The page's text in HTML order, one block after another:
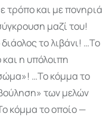
τρόπο και με πονηριά
μαζί του!
το λιβάνι! …Το
η υπόλοιπη
…Το κόμμα το
των μελών
κόμμα το οποίο —